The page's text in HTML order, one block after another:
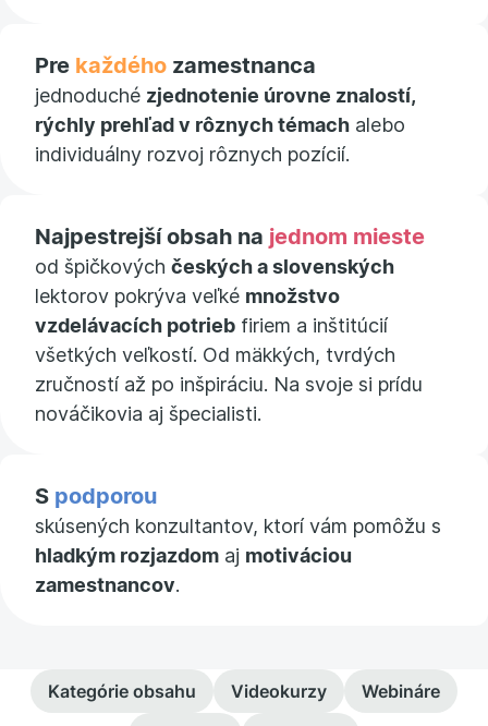
Pre každého zamestnanca
jednoduché zjednotenie úrovne znalostí,
rýchly prehľad v rôznych témach alebo
individuálny rozvoj rôznych pozícií.
Najpestrejší obsah na jednom mieste
od špičkových českých a slovenských
lektorov pokrýva veľké množstvo
vzdelávacích potrieb firiem a inštitúcií
všetkých veľkostí. Od mäkkých, tvrdých
zručností až po inšpiráciu. Na svoje si prídu
nováčikovia aj špecialisti.
S podporou
skúsených konzultantov, ktorí vám pomôžu s
hladkým rozjazdom aj motiváciou
zamestnancov.
Kategórie obsahu Videokurzy
Webináre